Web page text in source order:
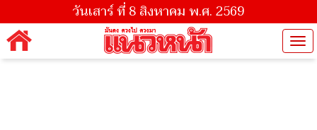
วันเสาร์ ที่ 8 สิงหาคม พ.ศ. 2569